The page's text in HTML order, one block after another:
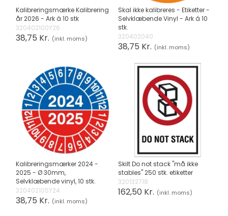
Kalibreringsmærke Kalibrering
år 2026 - Ark á 10 stk
320402100Y26
38,75 Kr. (inkl. moms)
Skal ikke kalibreres - Etiketter -
Selvklæbende Vinyl - Ark á 10
stk.
320402040
38,75 Kr. (inkl. moms)
Kalibreringsmærker 2024 -
2025 - Ø 30mm,
Selvklæbende vinyl, 10 stk.
320402105Y24
38,75 Kr. (inkl. moms)
Skilt Do not stack "må ikke
stables" 250 stk. etiketter
320132718
162,50 Kr. (inkl. moms)